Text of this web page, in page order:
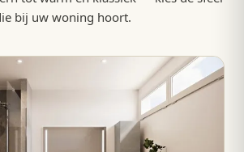
bij uw woning hoort.